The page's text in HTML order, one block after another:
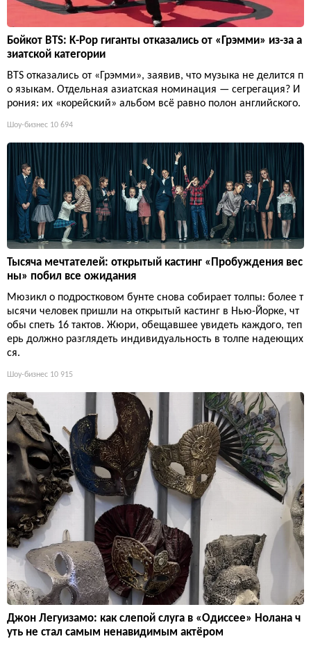
Бойкот BTS: K-Pop гиганты отказались от «Грэмми» из-за а
зиатской категории
BTS отказались от «Грэмми», заявив, что музыка не делится п
о языкам. Отдельная азиатская номинация — сегрегация? И
рония: их «корейский» альбом всё равно полон английского.
Шоу-бизнес 10 694
Тысяча мечтателей: открытый кастинг «Пробуждения вес
ны» побил все ожидания
Мюзикл о подростковом бунте снова собирает толпы: более т
ысячи человек пришли на открытый кастинг в Нью-Йорке, чт
обы спеть 16 тактов. Жюри, обещавшее увидеть каждого, теп
ерь должно разглядеть индивидуальность в толпе надеющих
ся.
Шоу-бизнес 10 915
Джон Легуизамо: как слепой слуга в «Одиссее» Нолана ч
уть не стал самым ненавидимым актёром